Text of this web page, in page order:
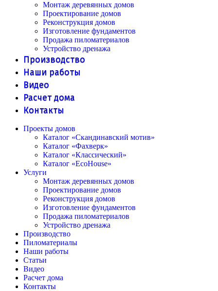
Монтаж деревянных домов
Проектирование домов
Реконструкция домов
Изготовление фундаментов
Продажа пиломатериалов
Устройство дренажа
Производство
Наши работы
Видео
Расчет дома
Контакты
Проекты домов
Каталог «Скандинавский мотив»
Каталог «Фахверк»
Каталог «Классический»
Каталог «EcoHouse»
Услуги
Монтаж деревянных домов
Проектирование домов
Реконструкция домов
Изготовление фундаментов
Продажа пиломатериалов
Устройство дренажа
Производство
Пиломатериалы
Наши работы
Статьи
Видео
Расчет дома
Контакты